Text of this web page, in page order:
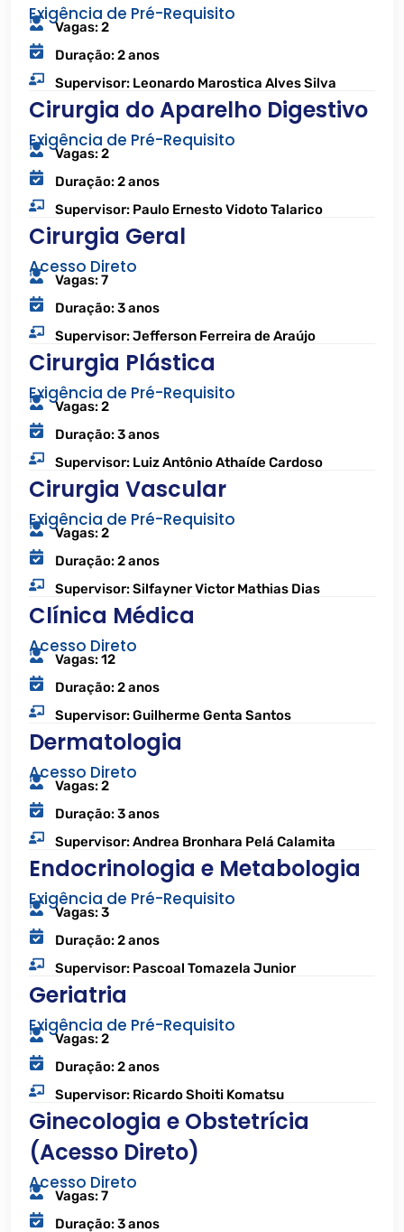
Exigência de Pré-Requisito
Vagas: 2
Duração: 2 anos
Supervisor: Leonardo Marostica Alves Silva
Cirurgia do Aparelho Digestivo
Exigência de Pré-Requisito
Vagas: 2
Duração: 2 anos
Supervisor: Paulo Ernesto Vidoto Talarico
Cirurgia Geral
Acesso Direto
Vagas: 7
Duração: 3 anos
Supervisor: Jefferson Ferreira de Araújo
Cirurgia Plástica
Exigência de Pré-Requisito
Vagas: 2
Duração: 3 anos
Supervisor: Luiz Antônio Athaíde Cardoso
Cirurgia Vascular
Exigência de Pré-Requisito
Vagas: 2
Duração: 2 anos
Supervisor: Silfayner Victor Mathias Dias
Clínica Médica
Acesso Direto
Vagas: 12
Duração: 2 anos
Supervisor: Guilherme Genta Santos
Dermatologia
Acesso Direto
Vagas: 2
Duração: 3 anos
Supervisor: Andrea Bronhara Pelá Calamita
Endocrinologia e Metabologia
Exigência de Pré-Requisito
Vagas: 3
Duração: 2 anos
Supervisor: Pascoal Tomazela Junior
Geriatria
Exigência de Pré-Requisito
Vagas: 2
Duração: 2 anos
Supervisor: Ricardo Shoiti Komatsu
Ginecologia e Obstetrícia
(Acesso Direto)
Acesso Direto
Vagas: 7
Duração: 3 anos